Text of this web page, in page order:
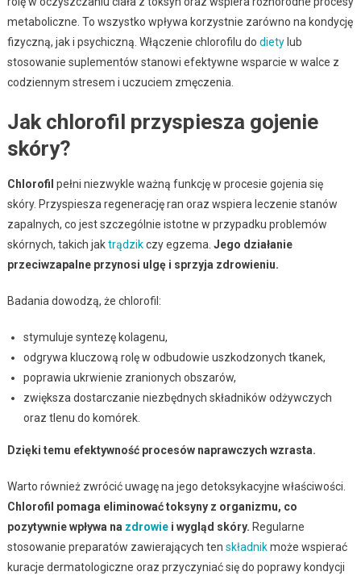
metaboliczne. To wszystko wpływa korzystnie zarówno na kondycję
fizyczną, jak i psychiczną. Włączenie chlorofilu do dietylub
stosowanie suplementów stanowi efektywne wsparcie w walce z
codziennym stresem i uczuciem zmęczenia.
Jak chlorofil przyspiesza gojenie
skóry?
Chlorofil pełni niezwykle ważną funkcję w procesie gojenia się
skóry. Przyspiesza regenerację ran oraz wspiera leczenie stanów
zapalnych, co jest szczególnie istotne w przypadku problemów
skórnych, takich jaktrądzikczy egzema. Jego działanie
przeciwzapalne przynosi ulgę i sprzyja zdrowieniu.
Badania dowodzą, że chlorofil:
stymuluje syntezę kolagenu,
odgrywa kluczową rolę w odbudowie uszkodzonych tkanek,
poprawia ukrwienie zranionych obszarów,
zwiększa dostarczanie niezbędnych składników odżywczych
oraz tlenu do komórek.
Dzięki temu efektywność procesów naprawczych wzrasta.
Warto również zwrócić uwagę na jego detoksykacyjne właściwości.
Chlorofil pomaga eliminować toksyny z organizmu, co
pozytywnie wpływa na zdrowiei wygląd skóry. Regularne
stosowanie preparatów zawierających ten składnikmoże wspierać
kuracje dermatologiczne oraz przyczyniać się do poprawy kondycji